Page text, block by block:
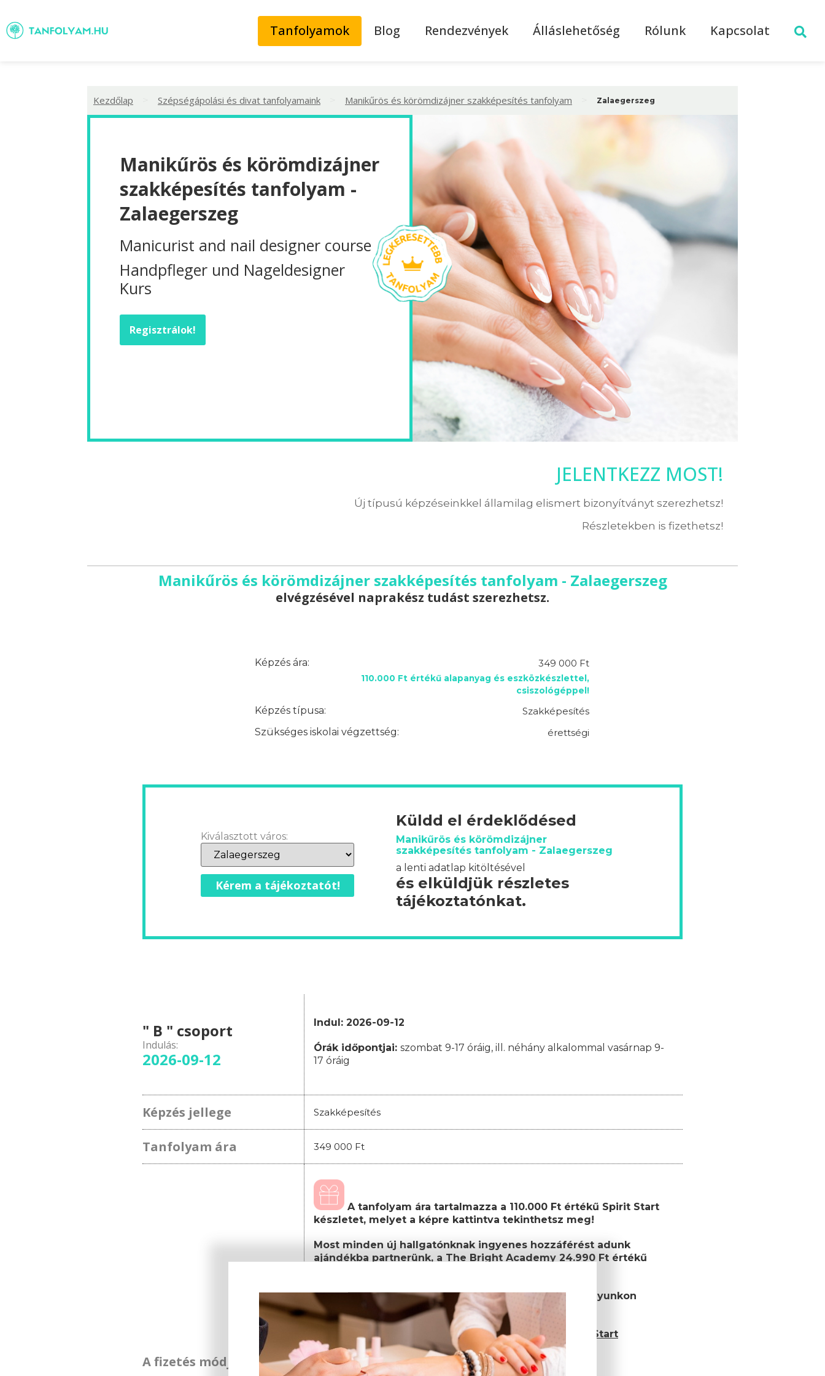
Tanfolyamok Blog Rendezvények Álláslehetőség Rólunk Kapcsolat
Kezdőlap Szépségápolási és divat tanfolyamaink Manikűrös és körömdizájner szakképesítés tanfolyam Zalaegerszeg
Manikűrös és körömdizájner
szakképesítés tanfolyam -
Zalaegerszeg
Manicurist and nail designer course
Handpfleger und Nageldesigner
Kurs
Regisztrálok!
JELENTKEZZ MOST!
Új típusú képzéseinkkel államilag elismert bizonyítványt szerezhetsz!
Részletekben is fizethetsz!
Manikűrös és körömdizájner szakképesítés tanfolyam - Zalaegerszeg
elvégzésével naprakész tudást szerezhetsz.
Képzés ára: 349 000 Ft
110.000 Ft értékű alapanyag és eszközkészlettel,
csiszológéppel!
Képzés típusa:
Szakképesítés
Szükséges iskolai végzettség:
érettségi
Kiválasztott város:
Kérem a tájékoztatót!
Küldd el érdeklődésed
Manikűrös és körömdizájner
szakképesítés tanfolyam - Zalaegerszeg
a lenti adatlap kitöltésével
és elküldjük részletes
tájékoztatónkat.
" B " csoport
Indulás:
2026-09-12
Indul: 2026-09-12
Órák időpontjai: szombat 9-17 óráig, ill. néhány alkalommal vasárnap 9-
17 óráig
Képzés jellege Szakképesítés
Tanfolyam ára 349 000 Ft
A fizetés módja
A tanfolyam ára tartalmazza a 110.000 Ft értékű Spirit Start
készletet, melyet a képre kattintva tekinthetsz meg!
Most minden új hallgatónknak ingyenes hozzáférést adunk
ajándékba partnerünk, a The Bright Academy 24.990 Ft értékű
Továbbá a regisztráció után megküldöttAjándékutalványunkon
feltüntetett termékek közül is választhatsz egyet!
A képzés teljes költsége, amely tartalmazza a Spirit Start
csomagot:
Képzési díj: 349.000 Ft
(egyösszegű befizetés esetén)